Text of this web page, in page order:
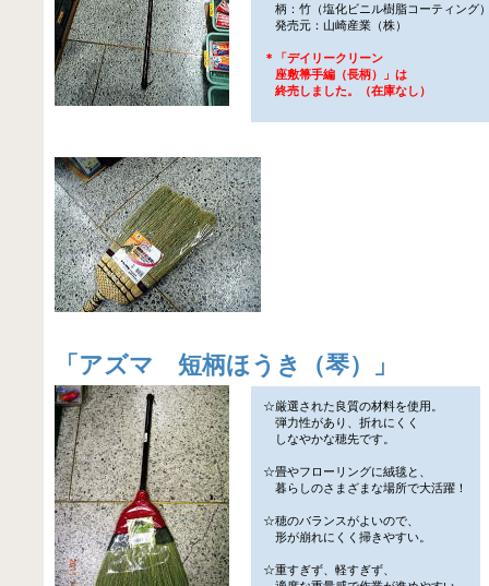
柄：竹（塩化ビニル樹脂コーティング
発売元：山崎産業（株）
＊「デイリークリーン
座敷箒手編（長柄）」は
終売しました。（在庫なし）
「 アズマ 短柄ほうき（琴） 」
☆厳選された良質の材料を使用。
弾力性があり、折れにくく
しなやかな穂先です。
☆畳やフローリングに絨毯と、
暮らしのさまざまな場所で大活躍！
☆穂のバランスがよいので、
形が崩れにくく掃きやすい。
☆重すぎず、軽すぎず、